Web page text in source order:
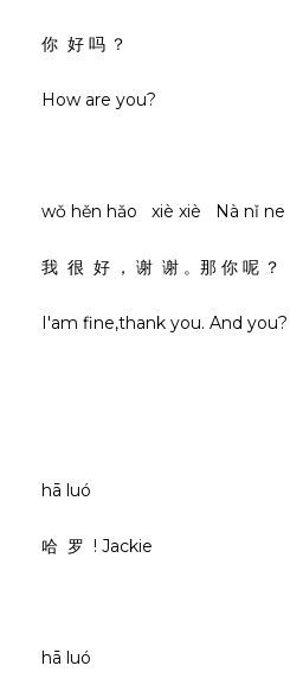
你 好 吗 ？
How are you?
wǒ hěn hǎo xiè xiè Nà nǐ ne
我 很 好 ， 谢 谢 。那 你 呢 ？
I'am fine,thank you. And you?
hā luó
哈 罗 ! Jackie
hā luó